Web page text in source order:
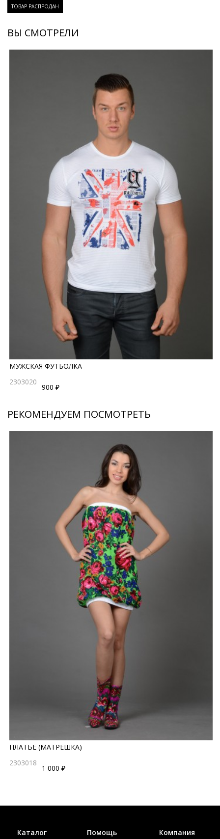
ТОВАР РАСПРОДАН
ВЫ СМОТРЕЛИ
МУЖСКАЯ ФУТБОЛКА
2303020
900 ₽
РЕКОМЕНДУЕМ ПОСМОТРЕТЬ
ПЛАТЬЕ (МАТРЕШКА)
2303018
1 000 ₽
Каталог Помощь Компания